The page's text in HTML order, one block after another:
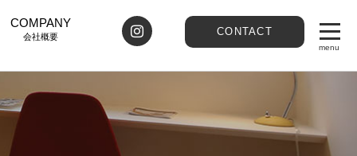
CONTACT
COMPANY
会社概要